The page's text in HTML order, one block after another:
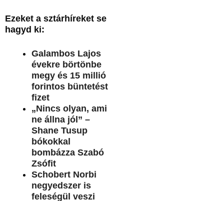
Ezeket a sztárhíreket se
hagyd ki:
Galambos Lajos
évekre börtönbe
megy és 15 millió
forintos büntetést
fizet
„Nincs olyan, ami
ne állna jól” –
Shane Tusup
bókokkal
bombázza Szabó
Zsófit
Schobert Norbi
negyedszer is
feleségül veszi